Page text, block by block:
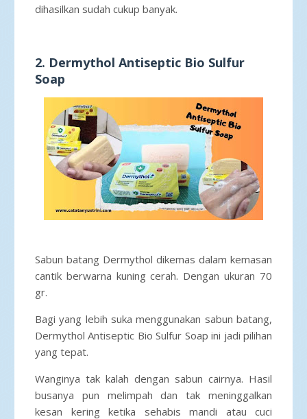
dihasilkan sudah cukup banyak.
2. Dermythol Antiseptic Bio Sulfur
Soap
Sabun batang Dermythol dikemas dalam kemasan
cantik berwarna kuning cerah. Dengan ukuran 70
gr.
Bagi yang lebih suka menggunakan sabun batang,
Dermythol Antiseptic Bio Sulfur Soap ini jadi pilihan
yang tepat.
Wanginya tak kalah dengan sabun cairnya. Hasil
busanya pun melimpah dan tak meninggalkan
kesan kering ketika sehabis mandi atau cuci